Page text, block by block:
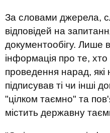
За словами джерела,
відповідей на
документообігу. Лише
інформація про те, хто
проведення нарад, які
підписував ті чи інші
"цілком таємно" та
містить державну